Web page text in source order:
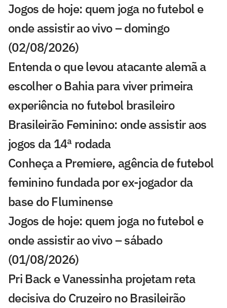
Jogos de hoje: quem joga no futebol e
onde assistir ao vivo – domingo
(02/08/2026)
Entenda o que levou atacante alemã a
escolher o Bahia para viver primeira
experiência no futebol brasileiro
Brasileirão Feminino: onde assistir aos
jogos da 14ª rodada
Conheça a Premiere, agência de futebol
feminino fundada por ex-jogador da
base do Fluminense
Jogos de hoje: quem joga no futebol e
onde assistir ao vivo – sábado
(01/08/2026)
Pri Back e Vanessinha projetam reta
decisiva do Cruzeiro no Brasileirão